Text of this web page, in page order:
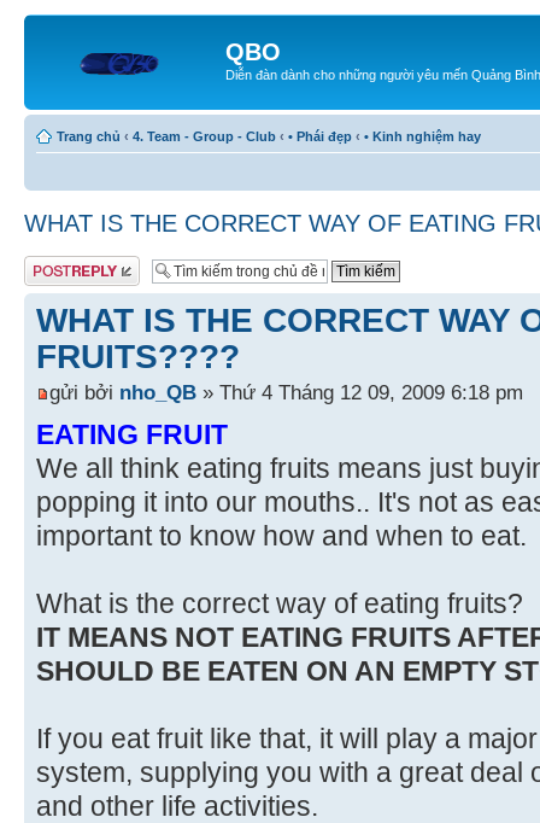
QBO
Diễn đàn dành cho những người yêu mến Quảng Bình
Trang chủ ‹ 4. Team - Group - Club ‹ • Phái đẹp ‹ • Kinh nghiệm hay
WHAT IS THE CORRECT WAY OF EATING
Gửi bài trả lời
WHAT IS THE CORRECT WAY
FRUITS????
gửi bởi nho_QB » Thứ 4 Tháng 12 09, 2009 6:18 pm
EATING FRUIT
We all think eating fruits means just
popping it into our mouths.. It's not as
important to know how and when to eat.
What is the correct way of eating fruits?
IT MEANS NOT EATING FRUITS
SHOULD BE EATEN ON AN EMPTY
If you eat fruit like that, it will play a
system, supplying you with a great deal
and other life activities.